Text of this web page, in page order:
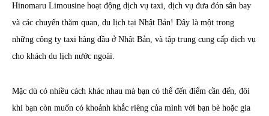
Hinomaru Limousine hoạt động dịch vụ taxi, dịch vụ đưa đón sân bay
và các chuyến thăm quan, du lịch tại Nhật Bản! Đây là một trong
những công ty taxi hàng đầu ở Nhật Bản, và tập trung cung cấp dịch vụ
cho khách du lịch nước ngoài.
Mặc dù có nhiều cách khác nhau mà bạn có thể đến điểm cần đến, đôi
khi bạn còn muốn có khoảnh khắc riêng của mình với bạn bè hoặc gia